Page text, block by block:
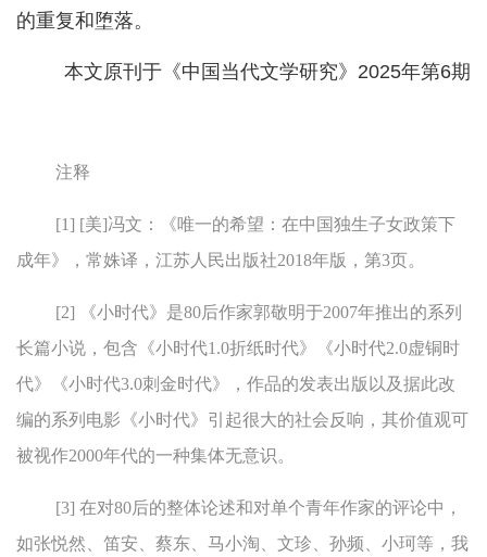
的重复和堕落。
本文原刊于《中国当代文学研究》2025年第6期
注释
[1] [美]冯文：《唯一的希望：在中国独生子女政策下
成年》，常姝译，江苏人民出版社2018年版，第3页。
[2] 《小时代》是80后作家郭敬明于2007年推出的系列
长篇小说，包含《小时代1.0折纸时代》《小时代2.0虚铜时
代》《小时代3.0刺金时代》，作品的发表出版以及据此改
编的系列电影《小时代》引起很大的社会反响，其价值观可
被视作2000年代的一种集体无意识。
[3] 在对80后的整体论述和对单个青年作家的评论中，
如张悦然、笛安、蔡东、马小淘、文珍、孙频、小珂等，我